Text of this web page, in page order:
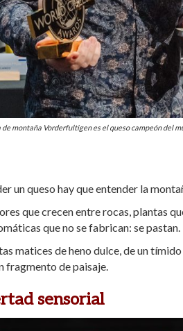
montaña Vorderfultigen es el queso campeón del
un queso hay que entender la
que crecen entre rocas, plantas
que no se fabrican: se pastan.
matices de heno dulce, de un
fragmento de paisaje.
sensorial